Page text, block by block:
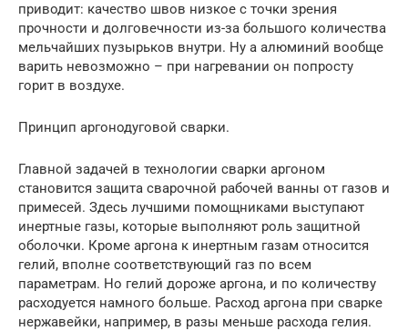
приводит: качество швов низкое с точки зрения
прочности и долговечности из-за большого количества
мельчайших пузырьков внутри. Ну а алюминий вообще
варить невозможно – при нагревании он попросту
горит в воздухе.
Принцип аргонодуговой сварки.
Главной задачей в технологии сварки аргоном
становится защита сварочной рабочей ванны от газов и
примесей. Здесь лучшими помощниками выступают
инертные газы, которые выполняют роль защитной
оболочки. Кроме аргона к инертным газам относится
гелий, вполне соответствующий газ по всем
параметрам. Но гелий дороже аргона, и по количеству
расходуется намного больше. Расход аргона при сварке
нержавейки, например, в разы меньше расхода гелия.